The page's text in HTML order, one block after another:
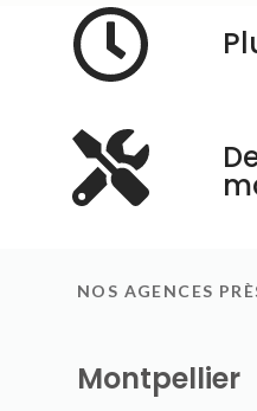
NOS AGENCES
Montpellier